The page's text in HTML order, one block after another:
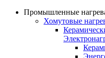
Промышленные
Хомутовые